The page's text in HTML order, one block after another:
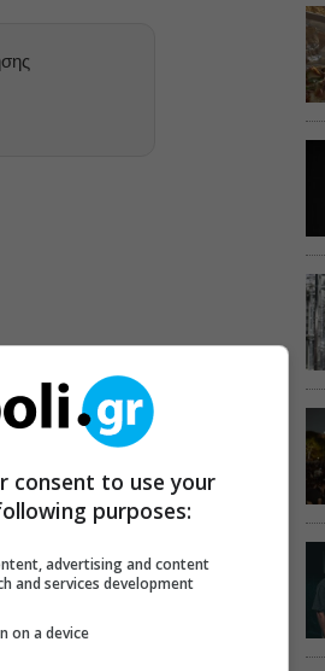
consent to use your
purposes:
advertising and content
and services development
on a device